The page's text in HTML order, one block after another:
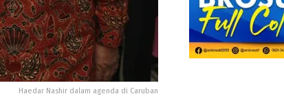
Haedar Nashir dalam agenda di Caruban